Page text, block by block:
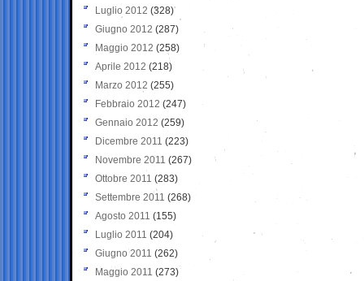
Luglio 2012 (328)
Giugno 2012 (287)
Maggio 2012 (258)
Aprile 2012 (218)
Marzo 2012 (255)
Febbraio 2012 (247)
Gennaio 2012 (259)
Dicembre 2011 (223)
Novembre 2011 (267)
Ottobre 2011 (283)
Settembre 2011 (268)
Agosto 2011 (155)
Luglio 2011 (204)
Giugno 2011 (262)
Maggio 2011 (273)